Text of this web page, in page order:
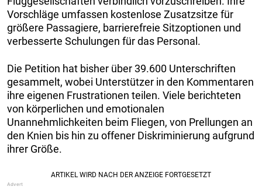
Vorschläge umfassen kostenlose Zusatzsitze für
größere Passagiere, barrierefreie Sitzoptionen und
verbesserte Schulungen für das Personal.
Die Petition hat bisher über 39.600 Unterschriften
gesammelt, wobei Unterstützer in den Kommentaren
ihre eigenen Frustrationen teilen. Viele berichteten
von körperlichen und emotionalen
Unannehmlichkeiten beim Fliegen, von Prellungen an
den Knien bis hin zu offener Diskriminierung aufgrund
ihrer Größe.